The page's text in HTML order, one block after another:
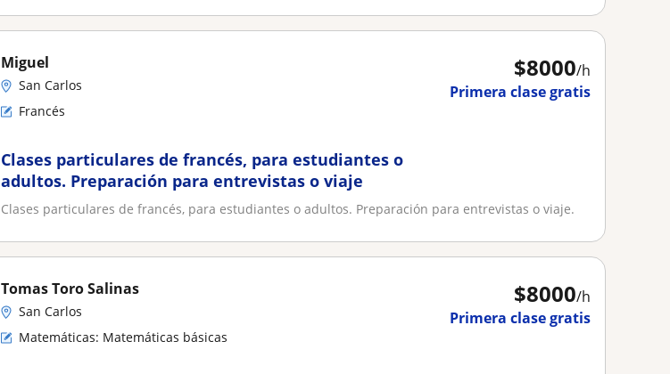
$8000/h
Primera clase gratis
Miguel
San Carlos
Francés
Clases particulares de francés, para estudiantes o
adultos. Preparación para entrevistas o viaje
Clases particulares de francés, para estudiantes o adultos. Preparación para entrevistas o viaje.
$8000/h
Primera clase gratis
Tomas Toro Salinas
San Carlos
Matemáticas: Matemáticas básicas